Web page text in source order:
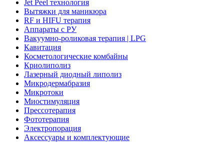
Jet Peel технология
Вытяжки для маникюра
RF и HIFU терапия
Аппараты с РУ
Вакуумно-роликовая терапия | LPG
Кавитация
Косметологические комбайны
Криолиполиз
Лазерный диодный липолиз
Микродермабразия
Микротоки
Миостимуляция
Прессотерапия
Фототерапия
Электропорация
Аксессуары и комплектующие